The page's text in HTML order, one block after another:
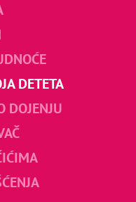
DETETA
DOJENJU